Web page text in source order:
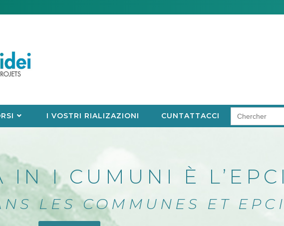
I VOSTRI RIALIZAZIONI CUNTATTACCI
for:
IN I CUMUNI È L’EPCI
LES COMMUNES ET EPCI